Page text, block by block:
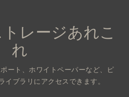
レージあれこ
れ
ート、ホワイトペーパーなど、ピ
イブラリにアクセスできます。